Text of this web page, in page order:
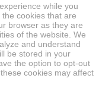
while you
cookies that are
browser as they are
of the website. We
and understand
be stored in your
the option to opt-out
cookies may affect